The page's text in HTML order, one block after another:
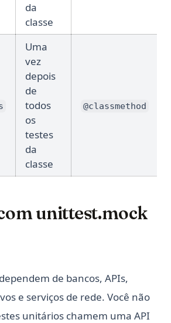
da
classe
Uma
vez
depois
de
todos
os
testes
da
classe
@classmethod
unittest.mock
de bancos, APIs,
e serviços de rede. Você não
unitários chamem uma API